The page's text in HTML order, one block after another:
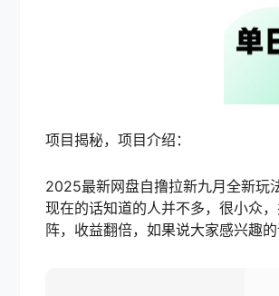
项目揭秘，项目介绍：
2025最新网盘自撸拉新九月全新玩
现在的话知道的人并不多，很小众
阵，收益翻倍，如果说大家感兴趣